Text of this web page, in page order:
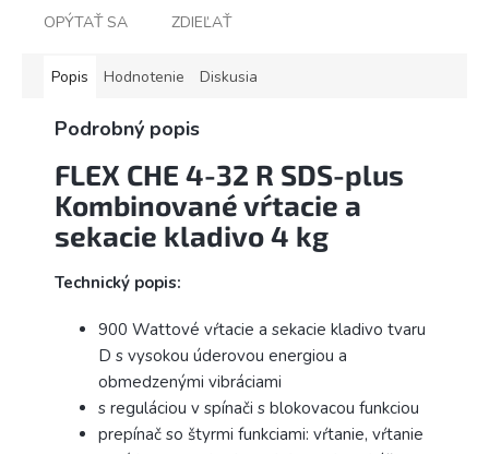
OPÝTAŤ SA ZDIEĽAŤ
Popis Hodnotenie Diskusia
Podrobný popis
FLEX CHE 4-32 R SDS-plus
Kombinované vŕtacie a
sekacie kladivo 4 kg
Technický popis:
900 Wattové vŕtacie a sekacie kladivo tvaru
D s vysokou úderovou energiou a
obmedzenými vibráciami
s reguláciou v spínači s blokovacou funkciou
prepínač so štyrmi funkciami: vŕtanie, vŕtanie